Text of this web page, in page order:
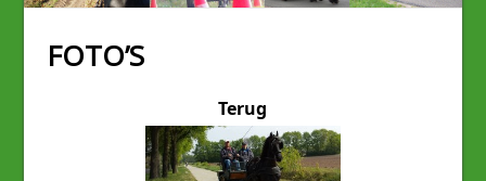
FOTO’S
Terug